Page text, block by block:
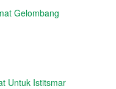
Gelombang
Untuk Istitsmar